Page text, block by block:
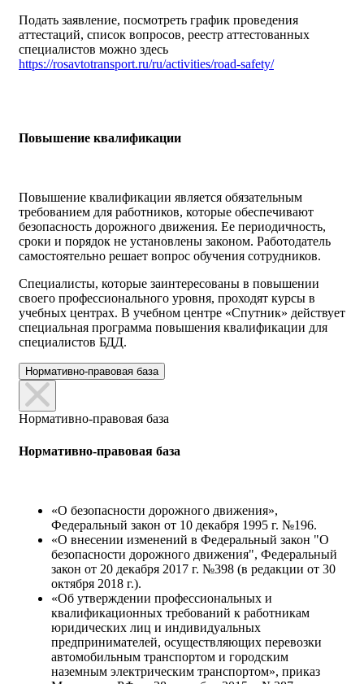
Подать заявление, посмотреть график проведения
аттестаций, список вопросов, реестр аттестованных
специалистов можно здесь
https://rosavtotransport.ru/ru/activities/road-safety/
Повышение квалификации
Повышение квалификации является обязательным
требованием для работников, которые обеспечивают
безопасность дорожного движения. Ее периодичность,
сроки и порядок не установлены законом. Работодатель
самостоятельно решает вопрос обучения сотрудников.
Специалисты, которые заинтересованы в повышении
своего профессионального уровня, проходят курсы в
учебных центрах. В учебном центре «Спутник» действует
специальная программа повышения квалификации для
специалистов БДД.
Нормативно-правовая база
Нормативно-правовая база
Нормативно-правовая база
«О безопасности дорожного движения»,
Федеральный закон от 10 декабря 1995 г. №196.
«О внесении изменений в Федеральный закон "О
безопасности дорожного движения", Федеральный
закон от 20 декабря 2017 г. №398 (в редакции от 30
октября 2018 г.).
«Об утверждении профессиональных и
квалификационных требований к работникам
юридических лиц и индивидуальных
предпринимателей, осуществляющих перевозки
автомобильным транспортом и городским
наземным электрическим транспортом», приказ